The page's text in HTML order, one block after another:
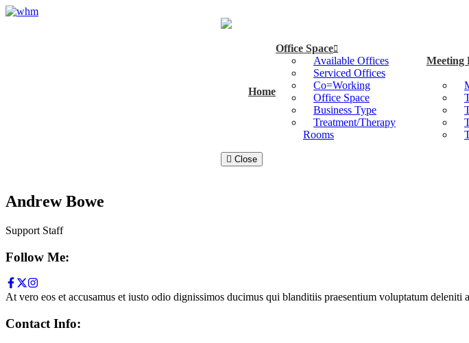
Home
Office Space
Available Offices
Serviced Offices
Co=Working
Office Space
Business Type
Treatment/Therapy
Rooms
Meeting
Close
Andrew Bowe
Support Staff
Follow Me:
At vero eos et accusamus et iusto odio dignissimos ducimus qui blanditiis praesentium voluptatum deleniti
Contact Info: